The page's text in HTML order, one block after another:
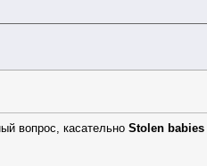
вопрос, касательно Stolen babies